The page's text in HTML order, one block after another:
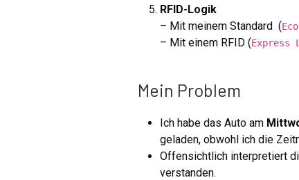
RFID-Logik
– Mit meinem Standard (
– Mit einem RFID (Express
Mein Problem
Ich habe das Auto am
geladen, obwohl ich die
Offensichtlich interpretiert
verstanden.